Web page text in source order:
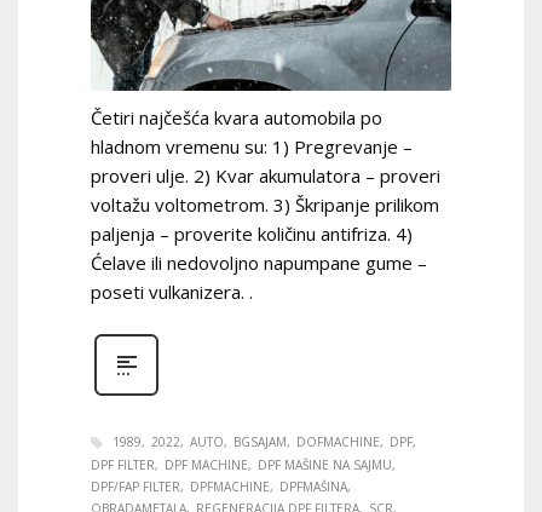
Četiri najčešća kvara automobila po
hladnom vremenu su: 1) Pregrevanje –
proveri ulje. 2) Kvar akumulatora – proveri
voltažu voltometrom. 3) Škripanje prilikom
paljenja – proverite količinu antifriza. 4)
Ćelave ili nedovoljno napumpane gume –
poseti vulkanizera. .
1989 2022 AUTO BGSAJAM DOFMACHINE
DPF
DPF FILTER
DPF MACHINE
DPF MAŠINE NA SAJMU
DPF/FAP FILTER
DPFMACHINE
DPFMAŠINA
OBRADAMETALA
REGENERACIJA DPF FILTERA
SCR